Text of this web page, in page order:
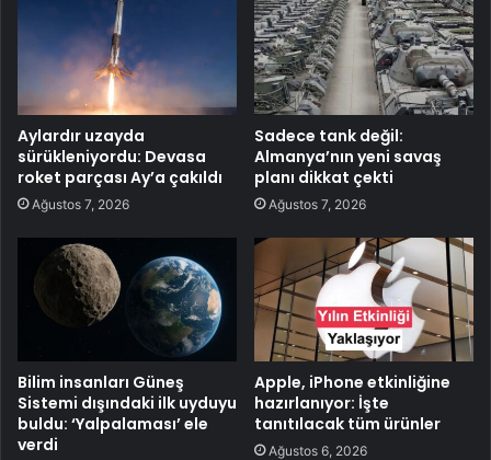
Aylardır uzayda
sürükleniyordu: Devasa
roket parçası Ay’a çakıldı
Ağustos 7, 2026
Sadece tank değil:
Almanya’nın yeni savaş
planı dikkat çekti
Ağustos 7, 2026
Bilim insanları Güneş
Sistemi dışındaki ilk uyduyu
buldu: ‘Yalpalaması’ ele
verdi
Apple, iPhone etkinliğine
hazırlanıyor: İşte
tanıtılacak tüm ürünler
Ağustos 6, 2026